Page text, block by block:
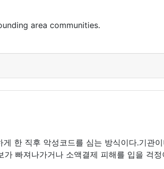
area communities.
한 직후 악성코드를 심는 방식이다.기관
빠져나가거나 소액결제 피해를 입을 걱정